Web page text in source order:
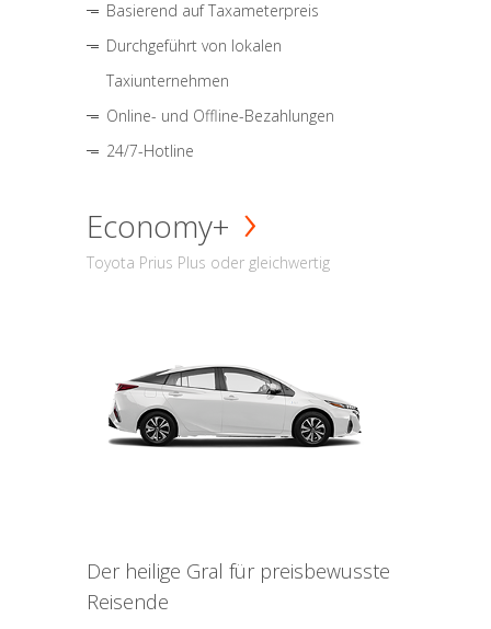
Basierend auf Taxameterpreis
Durchgeführt von lokalen
Taxiunternehmen
Online- und Offline-Bezahlungen
24/7-Hotline
Economy+
Toyota Prius Plus oder gleichwertig
Der heilige Gral für preisbewusste
Reisende